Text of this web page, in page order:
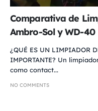
Comparativa de
Ambro-Sol y WD-40
¿QUÉ ES UN LIMPIADOR
IMPORTANTE? Un
como contact...
NO COMMENTS